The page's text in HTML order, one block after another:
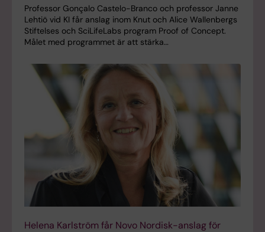
Professor Gonçalo Castelo-Branco och professor Janne
Lehtiö vid KI får anslag inom Knut och Alice Wallenbergs
Stiftelses och SciLifeLabs program Proof of Concept.
Målet med programmet är att stärka…
Helena Karlström får Novo Nordisk-anslag för